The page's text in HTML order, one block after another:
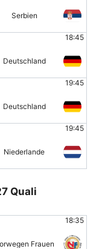
Serbien
18:45
Deutschland
19:45
Deutschland
19:45
Niederlande
Quali
18:35
Frauen